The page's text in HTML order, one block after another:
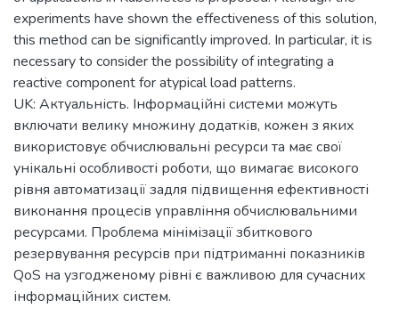
experiments have shown the effectiveness of this solution,
this method can be significantly improved. In particular, it is
necessary to consider the possibility of integrating a
reactive component for atypical load patterns.
UK: Актуальність. Інформаційні системи можуть
включати велику множину додатків, кожен з яких
використовує обчислювальні ресурси та має свої
унікальні особливості роботи, що вимагає високого
рівня автоматизації задля підвищення ефективності
виконання процесів управління обчислювальними
ресурсами. Проблема мінімізації збиткового
резервування ресурсів при підтриманні показників
QoS на узгодженому рівні є важливою для сучасних
інформаційних систем.